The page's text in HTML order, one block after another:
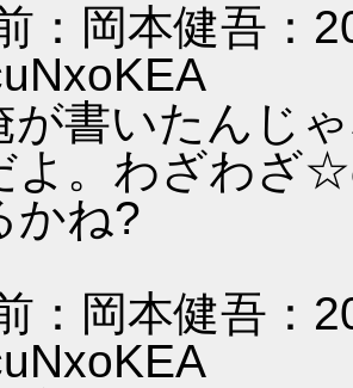
：岡本健吾：
が書いたんじ
よ。わざわざ
かね?
：岡本健吾：